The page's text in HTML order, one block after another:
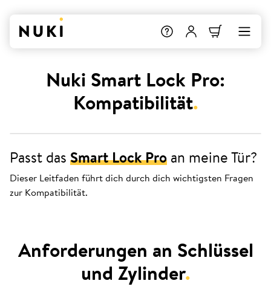
Nuki Smart Lock Pro:
Kompatibilität.
Passt das Smart Lock Pro an meine Tür?
Dieser Leitfaden führt dich durch dich wichtigsten Fragen
zur Kompatibilität.
Anforderungen an Schlüssel
und Zylinder.